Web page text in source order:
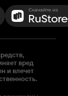
вред
и влечет